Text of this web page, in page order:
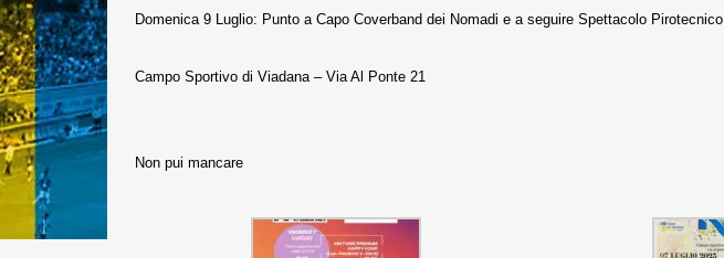
Domenica 9 Luglio: Punto a Capo Coverband dei Nomadi e a seguire Spettacolo Pirotecnico
Campo Sportivo di Viadana – Via Al Ponte 21
Non pui mancare